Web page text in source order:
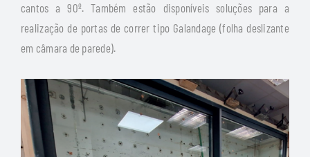
cantos a 90º. Também estão disponíveis soluções para a
realização de portas de correr tipo Galandage (folha deslizante
em câmara de parede).